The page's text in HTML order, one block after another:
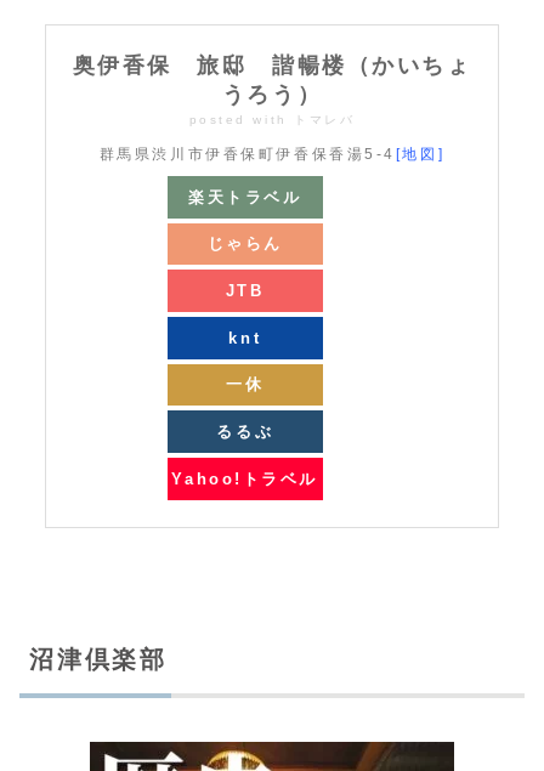
奥伊香保 旅邸 諧暢楼（かいちょ
うろう）
posted with トマレバ
群馬県渋川市伊香保町伊香保香湯5-4 [地図]
楽天トラベル
じゃらん
JTB
knt
一休
るるぶ
Yahoo!トラベル
沼津倶楽部